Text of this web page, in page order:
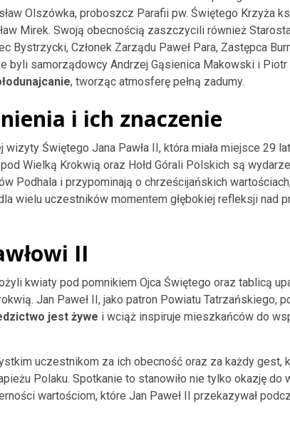
Olszówka, proboszcz Parafii pw. Świętego Krzyża
Mirek. Swoją obecnością zaszczycili również
Bystrzycki, Członek Zarządu Paweł Para, Zastępca
byli samorządowcy Andrzej Gąsienica Makowski i Piotr
, tworząc atmosferę pełną zadumy.
i ich znaczenie
Świętego Jana Pawła II, która miała miejsce 29
Wielką Krokwią oraz Hołd Górali Polskich są
Podhala i przypominają o chrześcijańskich
wielu uczestników momentem głębokiej refleksji nad
II
kwiaty pod pomnikiem Ojca Świętego oraz tablicą
Jan Paweł II, jako patron Powiatu Tatrzańskiego,
jest żywe i wciąż inspiruje mieszkańców do
uczestnikom za ich obecność oraz za każdy gest,
Polaku. Spotkanie to stanowiło nie tylko okazję do
wartościom, które Jan Paweł II przekazywał